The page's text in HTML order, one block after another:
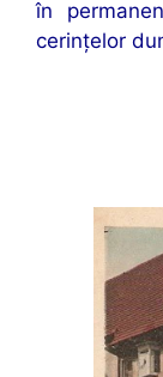
în
cerințelor